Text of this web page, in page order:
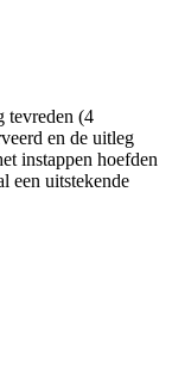
tevreden (4
en de uitleg
instappen hoefden
een uitstekende